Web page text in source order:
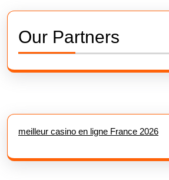
Our Partners
meilleur casino en ligne France 2026